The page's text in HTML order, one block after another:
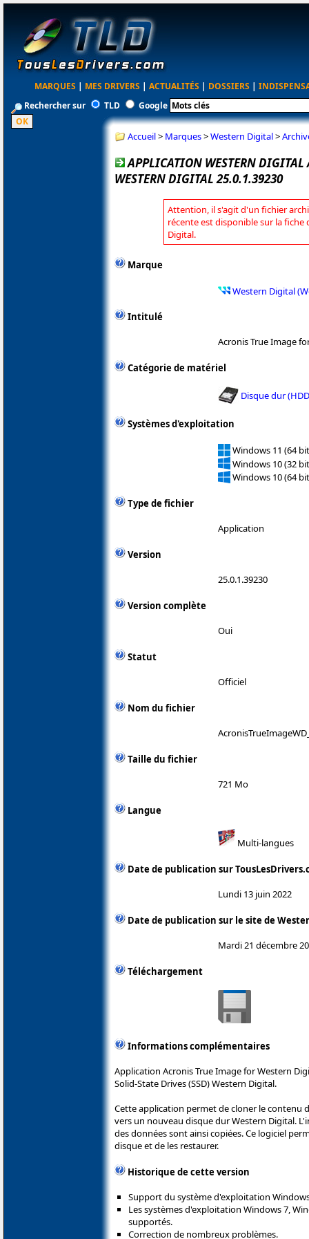
MARQUES | MES DRIVERS | ACTUALITÉS | DOSSIERS |
Rechercher sur
TLD Google
Accueil> Marques>Western Digital>
APPLICATION WESTERN DIGITAL
WESTERN DIGITAL 25.0.1.39230
Attention, il s'agit d'un fichier
récente est disponible sur la fiche
Digital.
Marque
Western Digital
Intitulé
Acronis True Image
Catégorie de matériel
Disque dur
Systèmes d'exploitation
Windows 11 (64
Windows 10 (32
Windows 10 (64
Type de fichier
Application
Version
25.0.1.39230
Version complète
Oui
Statut
Officiel
Nom du fichier
Taille du fichier
721 Mo
Langue
Multi-langues
Date de publication sur
Lundi 13 juin 2022
Date de publication sur le site de
Mardi 21 décembre
Téléchargement
Informations complémentaires
Application Acronis True Image for Western
Solid-State Drives (SSD) Western Digital.
Cette application permet de cloner le contenu
vers un nouveau disque dur Western Digital.
des données sont ainsi copiées. Ce logiciel
disque et de les restaurer.
Historique de cette version
Support du système d'exploitation
Les systèmes d'exploitation Windows 7,
supportés.
Correction de nombreux problèmes.